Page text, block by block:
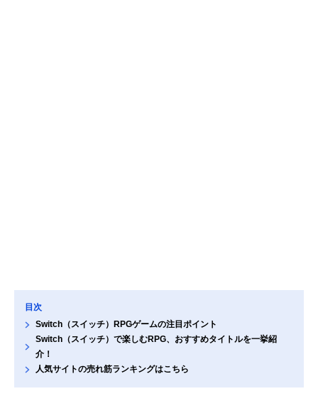
目次
Switch（スイッチ）RPGゲームの注目ポイント
Switch（スイッチ）で楽しむRPG、おすすめタイトルを一挙紹
介！
人気サイトの売れ筋ランキングはこちら